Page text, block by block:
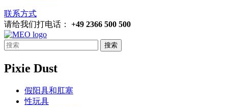
联系方式
请给我们打电话： +49 2366 500 500
搜索
Pixie Dust
假阳具和肛塞
性玩具